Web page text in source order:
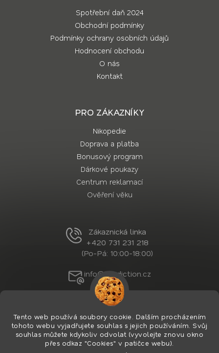
Tento web používá soubory cookie. Dalším procházením
tohoto webu vyjadřujete souhlas s jejich používáním. Svůj
souhlas můžete kdykoliv odvolat (vyvolejte znovu okno
přes odkaz "Cookies" v patičce webu).
Spotřební daň 2024
Obchodní podmínky
Podmínky ochrany osobních údajů
Hodnocení obchodu
O nás
Kontakt
PRO ZÁKAZNÍKY
Nikopedie
Doprava a platba
Bonusový program
Dárkové poukazy
Centrum reklamací
Ověření věku
Zákaznická linka
+420 731 231 218
(Po-Pá: 10:00-18:00)
info@nordiction.cz